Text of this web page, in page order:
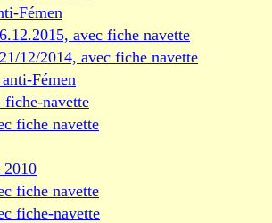
Fémen
avec fiche navette
12/2014, avec fiche navette
Fémen
navette
fiche navette
fiche navette
fiche-navette